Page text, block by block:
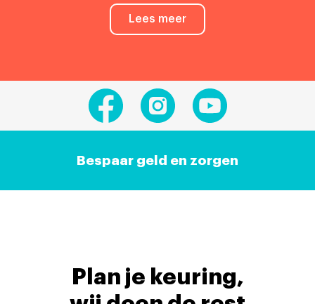
Lees meer
Bespaar geld en zorgen
Plan je keuring,